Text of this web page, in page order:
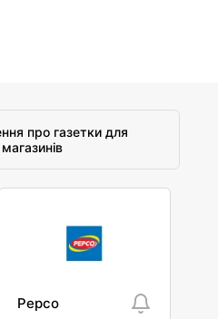
про газетки для
Pepco